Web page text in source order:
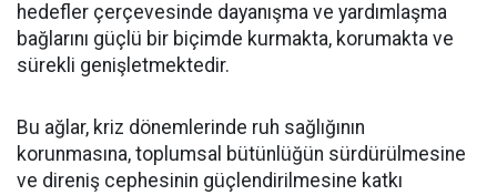
hedefler çerçevesinde dayanışma ve yardımlaşma
bağlarını güçlü bir biçimde kurmakta, korumakta ve
sürekli genişletmektedir.
Bu ağlar, kriz dönemlerinde ruh sağlığının
korunmasına, toplumsal bütünlüğün sürdürülmesine
ve direniş cephesinin güçlendirilmesine katkı